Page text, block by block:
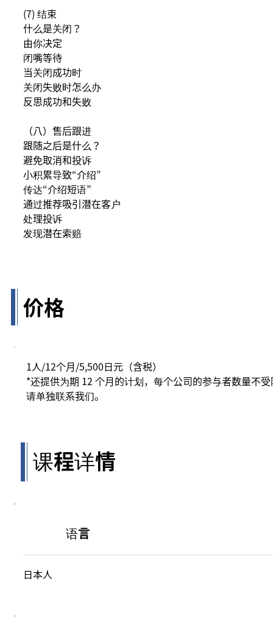
(7) 结束
什么是关闭？
由你决定
闭嘴等待
当关闭成功时
关闭失败时怎么办
反思成功和失败
（八）售后跟进
跟随之后是什么？
避免取消和投诉
小积累导致“介绍”
传达“介绍短语”
通过推荐吸引潜在客户
处理投诉
发现潜在索赔
价格
1人/12个月/5,500日元（含税）
*还提供为期 12 个月的计划，每个公司的参与者数量不
请单独联系我们。
课程详情
语言
日本人